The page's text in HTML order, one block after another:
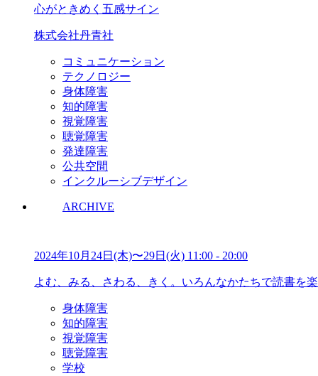
心がときめく五感サイン
株式会社丹青社
コミュニケーション
テクノロジー
身体障害
知的障害
視覚障害
聴覚障害
発達障害
公共空間
インクルーシブデザイン
ARCHIVE
2024年10月24日(木)〜29日(火) 11:00 - 20:00
よむ、みる、さわる、きく。いろんなかたちで読書を
身体障害
知的障害
視覚障害
聴覚障害
学校